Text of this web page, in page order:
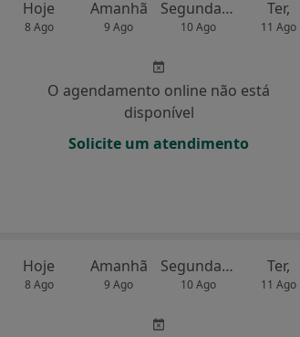
Hoje
8 Ago
Amanhã
9 Ago
Segunda-feira
10 Ago
Ter,
11 Ago
O agendamento online não está
disponível
Solicite um atendimento
Hoje
8 Ago
Amanhã
9 Ago
Segunda-feira
10 Ago
Ter,
11 Ago